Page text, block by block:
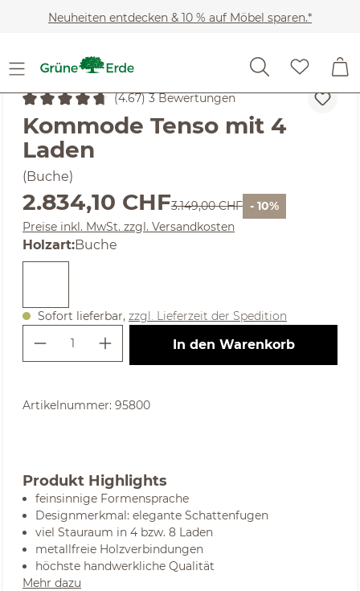
Zum Hauptinhalt springen
Neuheiten entdecken & 10 % auf Möbel sparen.*
Möbel Wohnschränke Kommoden
Durchschnittliche Bewertung von 4.67 von 5 Sternen
(4.67) 3 Bewertungen
Kommode Tenso mit 4
Laden
(Buche)
Verkaufspreis:
2.834,10 CHFRegulärer Preis:
3.149,00 CHF - 10%
Preise inkl. MwSt. zzgl. Versandkosten
Holzartauswählen
:Buche
Sofort lieferbar, zzgl. Lieferzeit der Spedition
Produkt Anzahl: Gib den
In den Warenkorb
Artikelnummer: 95800
Produkt Highlights
feinsinnige Formensprache
Designmerkmal: elegante Schattenfugen
viel Stauraum in 4 bzw. 8 Laden
metallfreie Holzverbindungen
höchste handwerkliche Qualität
Mehr dazu